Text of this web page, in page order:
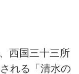
西国三十三所
れる「清水の